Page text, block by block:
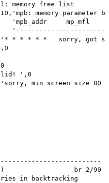
memory free list
memory parameter
'mpb_addr     mp_mfl
* * * * *   sorry, got
',0
min screen size 80
br 2/90
in backtracking